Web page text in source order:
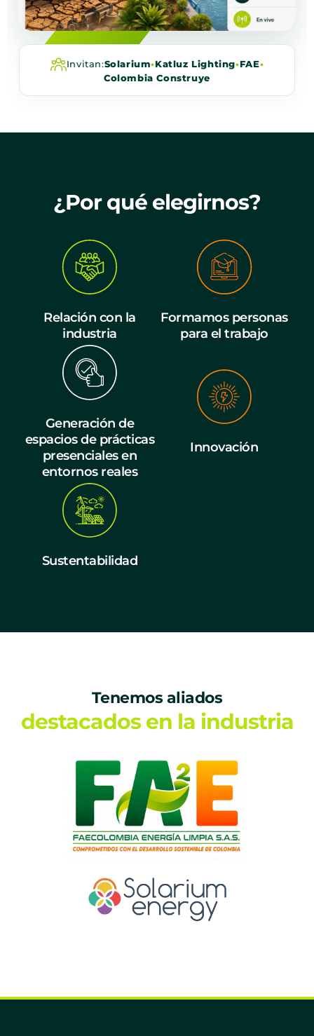
Invitan:Solarium•Katluz Lighting•FAE•
Colombia Construye
¿Por qué elegirnos?
Relación con la
industria
Formamos personas
para el trabajo
Generación de
espacios de prácticas
presenciales en
entornos reales
Innovación
Sustentabilidad
Tenemos aliados
destacados en la industria